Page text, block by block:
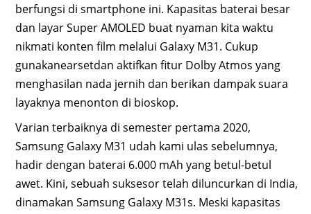
berfungsi di smartphone ini. Kapasitas baterai besar
dan layar Super AMOLED buat nyaman kita waktu
nikmati konten film melalui Galaxy M31. Cukup
gunakanearsetdan aktifkan fitur Dolby Atmos yang
menghasilan nada jernih dan berikan dampak suara
layaknya menonton di bioskop.
Varian terbaiknya di semester pertama 2020,
Samsung Galaxy M31 udah kami ulas sebelumnya,
hadir dengan baterai 6.000 mAh yang betul-betul
awet. Kini, sebuah suksesor telah diluncurkan di India,
dinamakan Samsung Galaxy M31s. Meski kapasitas